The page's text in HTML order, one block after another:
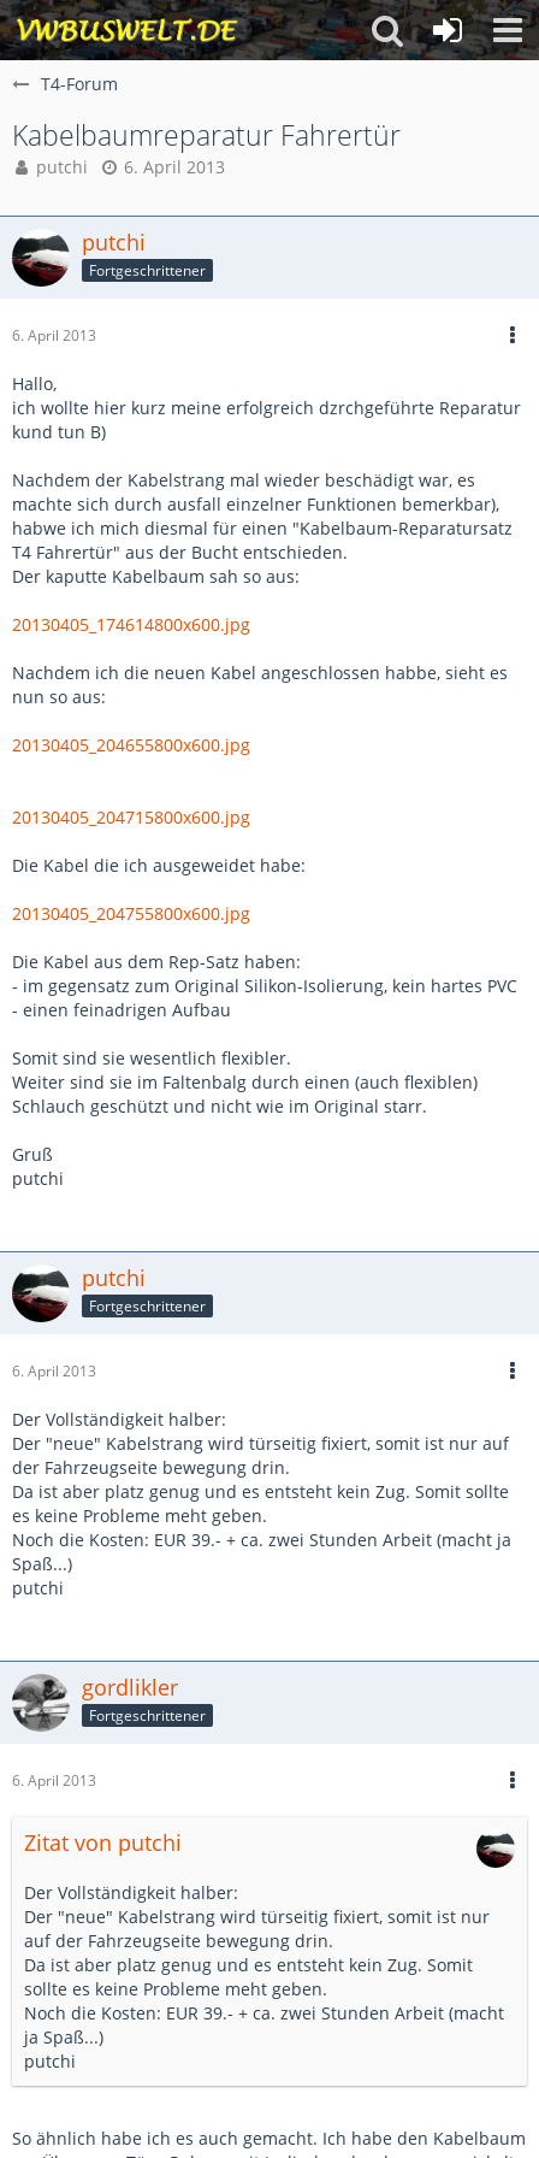
T4-Forum
Kabelbaumreparatur Fahrertür
putchi 6. April 2013
putchi
Fortgeschrittener
6. April 2013
Hallo,
ich wollte hier kurz meine erfolgreich dzrchgeführte Reparatur
kund tun B)
Nachdem der Kabelstrang mal wieder beschädigt war, es
machte sich durch ausfall einzelner Funktionen bemerkbar),
habwe ich mich diesmal für einen "Kabelbaum-Reparatursatz
T4 Fahrertür" aus der Bucht entschieden.
Der kaputte Kabelbaum sah so aus:
20130405_174614800x600.jpg
Nachdem ich die neuen Kabel angeschlossen habbe, sieht es
nun so aus:
20130405_204655800x600.jpg
20130405_204715800x600.jpg
Die Kabel die ich ausgeweidet habe:
20130405_204755800x600.jpg
Die Kabel aus dem Rep-Satz haben:
- im gegensatz zum Original Silikon-Isolierung, kein hartes PVC
- einen feinadrigen Aufbau
Somit sind sie wesentlich flexibler.
Weiter sind sie im Faltenbalg durch einen (auch flexiblen)
Schlauch geschützt und nicht wie im Original starr.
Gruß
putchi
putchi
Fortgeschrittener
6. April 2013
Der Vollständigkeit halber:
Der "neue" Kabelstrang wird türseitig fixiert, somit ist nur auf
der Fahrzeugseite bewegung drin.
Da ist aber platz genug und es entsteht kein Zug. Somit sollte
es keine Probleme meht geben.
Noch die Kosten: EUR 39.- + ca. zwei Stunden Arbeit (macht ja
Spaß...)
putchi
gordlikler
Fortgeschrittener
6. April 2013
Zitat von putchi
Der Vollständigkeit halber:
Der "neue" Kabelstrang wird türseitig fixiert, somit ist nur
auf der Fahrzeugseite bewegung drin.
Da ist aber platz genug und es entsteht kein Zug. Somit
sollte es keine Probleme meht geben.
Noch die Kosten: EUR 39.- + ca. zwei Stunden Arbeit (macht
ja Spaß...)
putchi
So ähnlich habe ich es auch gemacht. Ich habe den Kabelbaum